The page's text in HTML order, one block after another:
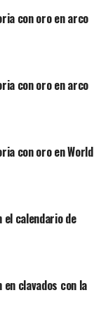
con oro en arco
con oro en arco
con oro en World
calendario de
clavados con la